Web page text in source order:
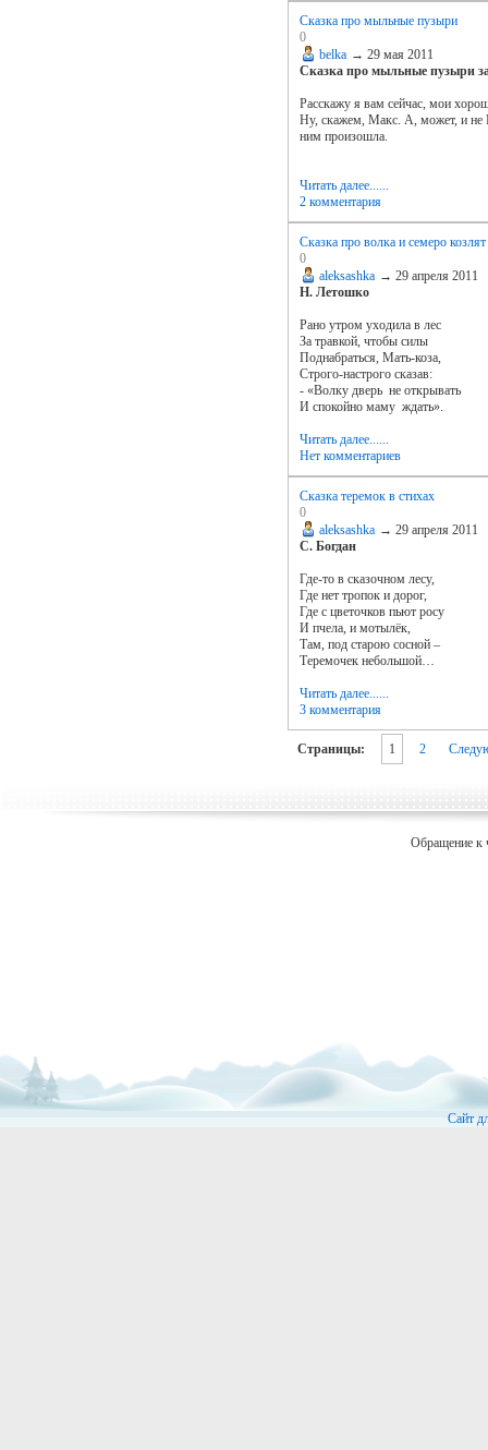
Сказка про мыльные пузыри
0
belka → 29 мая 2011
Сказка про мыльные пузыри
Расскажу я вам сейчас, мои
Ну, скажем, Макс. А, может, и не
ним произошла.
Читать далее......
2 комментария
Cказка про волка и семеро козлят
0
aleksashka → 29 апреля 2011
Н. Летошко
Рано утром уходила в лес
За травкой, чтобы силы
Поднабраться, Мать-коза,
Строго-настрого сказав:
- «Волку дверь не открывать
И спокойно маму ждать».
Читать далее......
Нет комментариев
Cказка теремок в стихах
0
aleksashka → 29 апреля 2011
С. Богдан
Где-то в сказочном лесу,
Где нет тропок и дорог,
Где с цветочков пьют росу
И пчела, и мотылёк,
Там, под старою сосной –
Теремочек небольшой…
Читать далее......
3 комментария
Страницы: 1 2
Обращение к
Сайт